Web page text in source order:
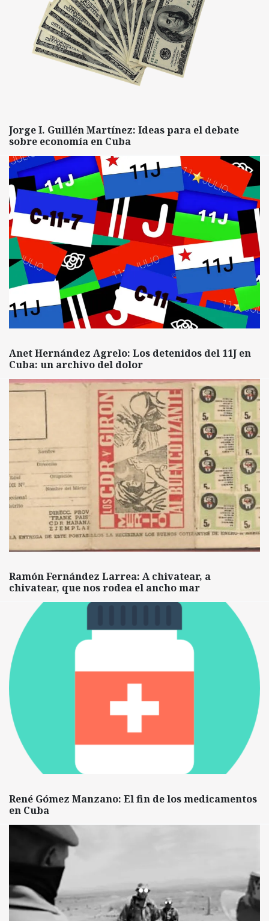
Jorge I. Guillén Martínez: Ideas para el debate
sobre economía en Cuba
Anet Hernández Agrelo: Los detenidos del 11J en
Cuba: un archivo del dolor
Ramón Fernández Larrea: A chivatear, a
chivatear, que nos rodea el ancho mar
René Gómez Manzano: El fin de los medicamentos
en Cuba